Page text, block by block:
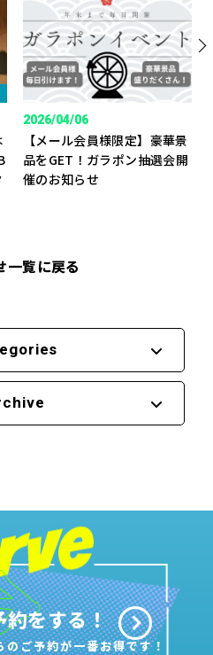
2026/04/06
【メール会員様限定】豪華景
品をGET！ガラポン抽選会開
催のお知らせ
一覧に戻る
約をする！
ご予約が一番お得です！